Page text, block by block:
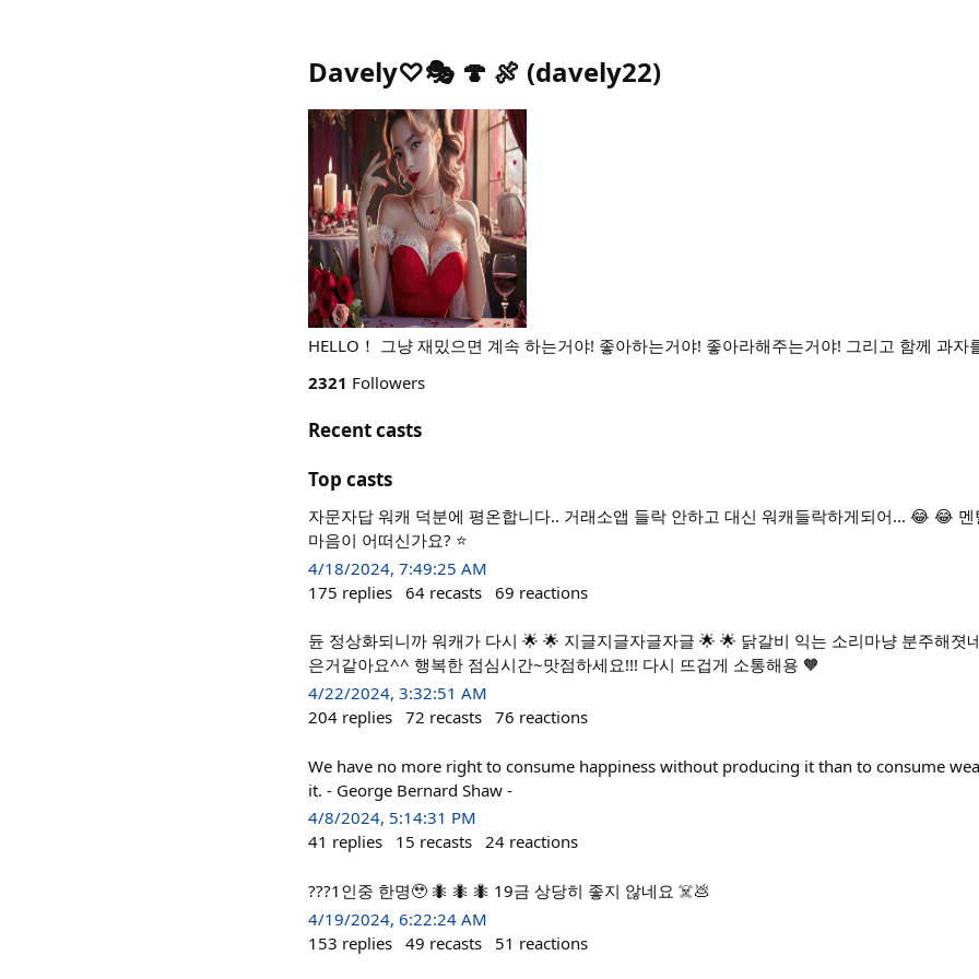
Davely♡🎭 🍄 🍖 (davely22)
HELLO！ 그냥 재밌으면 계속 하는거야! 좋아하는거야! 좋아라해주는거야! 그리고 함께 과
2321 Followers
Recent casts
Top casts
자문자답 워캐 덕분에 평온합니다.. 거래소앱 들락 안하고 대신 워캐들락하게되어... 😂 😂
마음이 어떠신가요? ⭐️
4/18/2024, 7:49:25 AM
175 replies 64 recasts 69 reactions
듄 정상화되니까 워캐가 다시 🌟 🌟 지글지글자글자글 🌟 🌟 닭갈비 익는 소리마냥 분주해졋
은거같아요^^ 행복한 점심시간~맛점하세요!!! 다시 뜨겁게 소통해용 🧡
4/22/2024, 3:32:51 AM
204 replies 72 recasts 76 reactions
We have no more right to consume happiness without producing it than to consume
it. - George Bernard Shaw -
4/8/2024, 5:14:31 PM
41 replies 15 recasts 24 reactions
???1인중 한명🥹 🐜 🐜 🐜 19금 상당히 좋지 않네요 ☠️💩
4/19/2024, 6:22:24 AM
153 replies 49 recasts 51 reactions